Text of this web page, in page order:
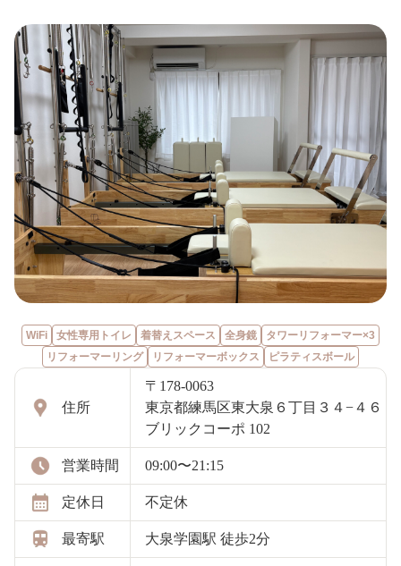
WiFi 女性専用トイレ 着替えスペース 全身鏡
タワーリフォーマー×3
リフォーマーリング
リフォーマーボックス ピラティスボール
住所
〒178-0063
東京都練馬区東大泉６丁目３４−４６
ブリックコーポ 102
営業時間 09:00〜21:15
定休日 不定休
最寄駅 大泉学園駅 徒歩2分